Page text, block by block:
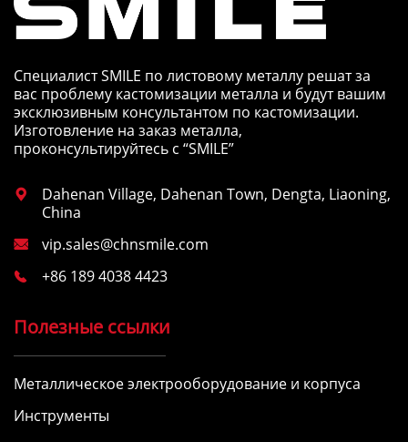
Специалист SMILE по листовому металлу решат за
вас проблему кастомизации металла и будут вашим
эксклюзивным консультантом по кастомизации.
Изготовление на заказ металла,
проконсультируйтесь с “SMILE”

Dahenan Village, Dahenan Town, Dengta, Liaoning,
China
 vip.sales@chnsmile.com
 +86 189 4038 4423
Полезные ссылки
Металлическое электрооборудование и корпуса
Инструменты